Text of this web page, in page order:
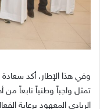
وفي هذا الإطار، أكد
تمثل واجباً وطنياً نابعاً
الريادي المعهود برعاية